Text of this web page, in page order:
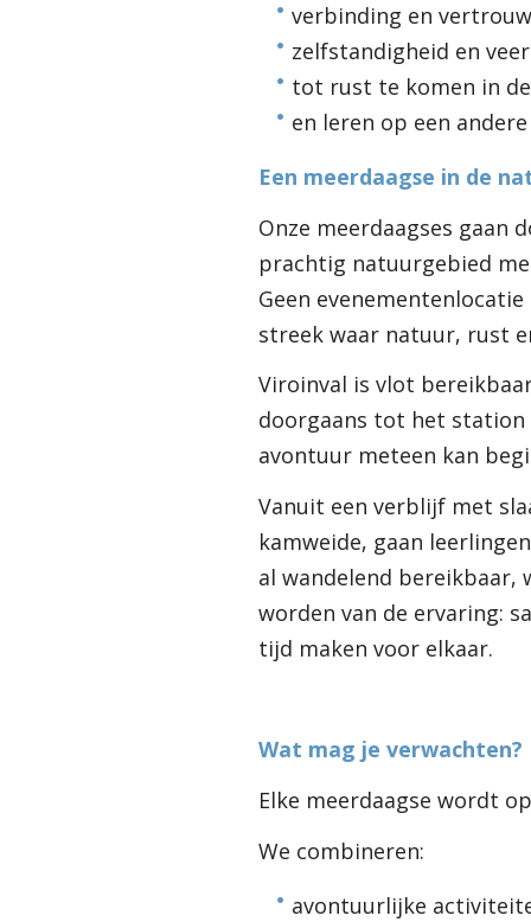
verbinding en
zelfstandigheid en
tot rust te komen in
en leren op een
Een meerdaagse in de
Onze meerdaagses gaan
prachtig natuurgebied
Geen
streek waar natuur, rust
Viroinval is vlot
doorgaans tot het station
avontuur meteen kan
Vanuit een verblijf met
kamweide, gaan
al wandelend bereikbaar,
worden van de ervaring:
tijd maken voor elkaar.
Wat mag je verwachten?
Elke meerdaagse wordt
We combineren:
avontuurlijke